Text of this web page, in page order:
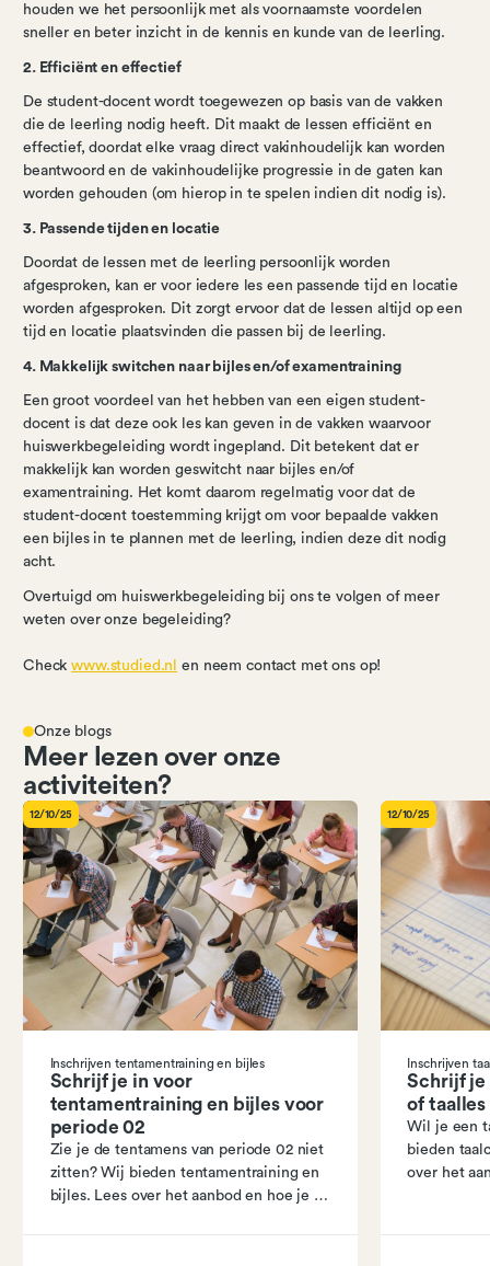
houden we het persoonlijk met als voornaamste voordelen
sneller en beter inzicht in de kennis en kunde van de leerling.
2. Efficiënt en effectief
De student-docent wordt toegewezen op basis van de vakken
die de leerling nodig heeft. Dit maakt de lessen efficiënt en
effectief, doordat elke vraag direct vakinhoudelijk kan worden
beantwoord en de vakinhoudelijke progressie in de gaten kan
worden gehouden (om hierop in te spelen indien dit nodig is).
3. Passende tijden en locatie
Doordat de lessen met de leerling persoonlijk worden
afgesproken, kan er voor iedere les een passende tijd en locatie
worden afgesproken. Dit zorgt ervoor dat de lessen altijd op een
tijd en locatie plaatsvinden die passen bij de leerling.
4. Makkelijk switchen naar bijles en/of examentraining
Een groot voordeel van het hebben van een eigen student-
docent is dat deze ook les kan geven in de vakken waarvoor
huiswerkbegeleiding wordt ingepland. Dit betekent dat er
makkelijk kan worden geswitcht naar bijles en/of
examentraining. Het komt daarom regelmatig voor dat de
student-docent toestemming krijgt om voor bepaalde vakken
een bijles in te plannen met de leerling, indien deze dit nodig
acht.
Overtuigd om huiswerkbegeleiding bij ons te volgen of meer
weten over onze begeleiding?
Checkwww.studied.nl en neem contact met ons op!
Onze blogs
Meer lezen over onze
activiteiten?
12/10/25
Inschrijven tentamentraining en bijles
Schrijf je in voor
tentamentraining en bijles voor
periode 02
Zie je de tentamens van periode 02 niet
zitten? Wij bieden tentamentraining en
bijles. Lees over het aanbod en hoe je je
12/10/25
Inschrijven
Schrijf je
of
Wil je een
bieden
over het